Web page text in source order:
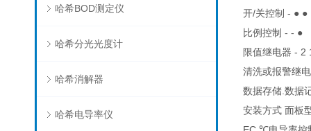
哈希BOD测定仪
哈希分光光度计
哈希消解器
哈希电导率仪
开/关控制 - ● ●
比例控制 - - ●
限值继电器 - 2
清洗或报警继
数据存储.数据
安装方式 面板